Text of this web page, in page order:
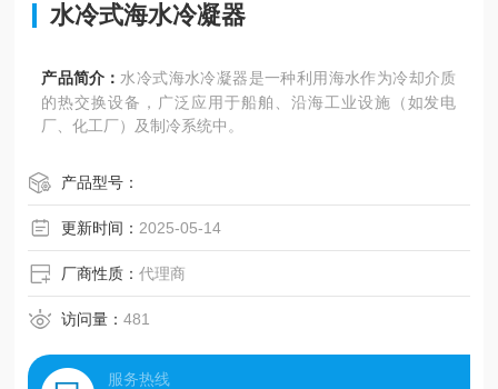
水冷式海水冷凝器
产品简介： 水冷式海水冷凝器是一种利用海水作为冷却介质
的热交换设备，广泛应用于船舶、沿海工业设施（如发电
厂、化工厂）及制冷系统中。
产品型号：
更新时间： 2025-05-14
厂商性质：代理商
访问量：481
服务热线